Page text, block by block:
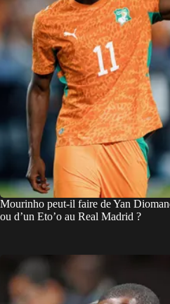
Mourinho peut-il faire de Yan
ou d’un Eto’o au Real Madrid ?